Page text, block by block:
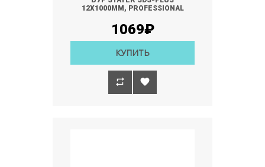
12Х1000ММ, PROFESSIONAL
1069₽
КУПИТЬ